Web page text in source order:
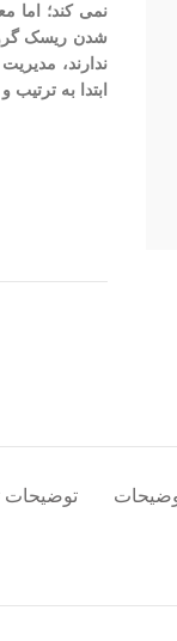
نمی کند؛ اما
شدن ریسک
ندارند،
ابتدا به
توضیحات